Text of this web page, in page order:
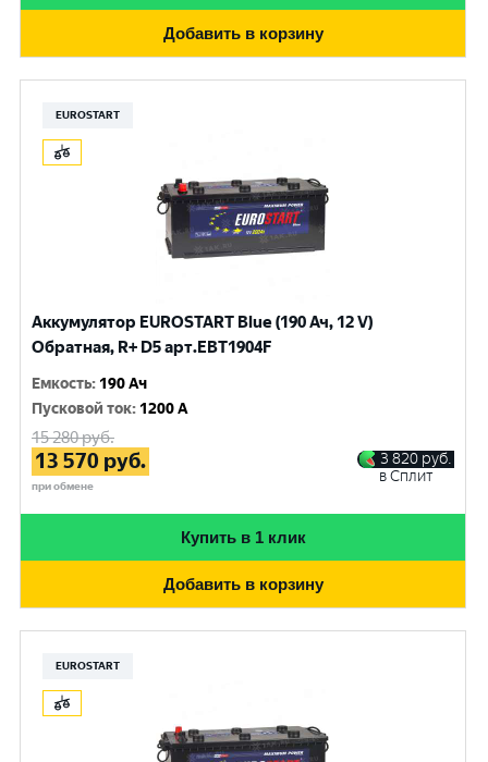
Добавить в корзину
EUROSTART
Аккумулятор EUROSTART Blue (190 Ач, 12 V)
Обратная, R+ D5 арт.EBT1904F
Емкость: 190 Ач
Пусковой ток: 1200 A
15 280руб.
13 570 руб.
при обмене
3 820 руб.
в Сплит
Купить в 1 клик
Добавить в корзину
EUROSTART